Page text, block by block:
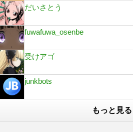
だいさとう
fuwafuwa_osenbe
受けアゴ
junkbots
もっと見る